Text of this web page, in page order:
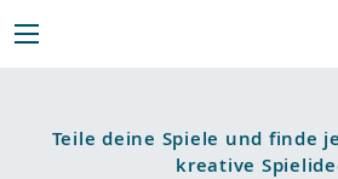
Teile deine Spiele und finde
kreative